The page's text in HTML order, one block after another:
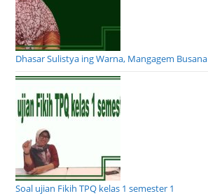
Dhasar Sulistya ing Warna, Mangagem Busana
Soal ujian Fikih TPQ kelas 1 semester 1